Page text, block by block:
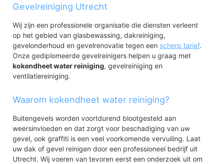
Gevelreiniging Utrecht
Wij zijn een professionele organisatie die diensten verleent
op het gebied van glasbewassing, dakreiniging,
gevelonderhoud en gevelrenovatie tegen een scherp tarief.
Onze gediplomeerde gevelreinigers helpen u graag met
kokendheet water reiniging, gevelreiniging en
ventilatiereiniging.
Waarom kokendheet water reiniging?
Buitengevels worden voortdurend blootgesteld aan
weersinvloeden en dat zorgt voor beschadiging van uw
gevel, ook graffiti is een veel voorkomende vervuiling. Laat
uw dak of gevel reinigen door een professioneel bedrijf uit
Utrecht. Wij voeren van tevoren eerst een onderzoek uit om